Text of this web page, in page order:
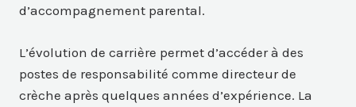
d’accompagnement parental.
L’évolution de carrière permet d’accéder à des
postes de responsabilité comme directeur de
crèche après quelques années d’expérience. La